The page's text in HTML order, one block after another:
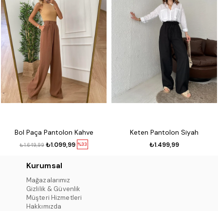
Bol Paça Pantolon Kahve
%33
₺1.099,99
₺1.649,99
Keten Pantolon Siyah
₺1.499,99
Kurumsal
Mağazalarımız
Gizlilik & Güvenlik
Müşteri Hizmetleri
Hakkımızda